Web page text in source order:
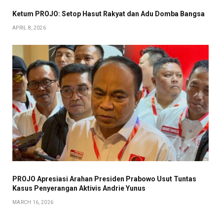
Ketum PROJO: Setop Hasut Rakyat dan Adu Domba Bangsa
APRIL 8, 2026
PROJO Apresiasi Arahan Presiden Prabowo Usut Tuntas
Kasus Penyerangan Aktivis Andrie Yunus
MARCH 16, 2026